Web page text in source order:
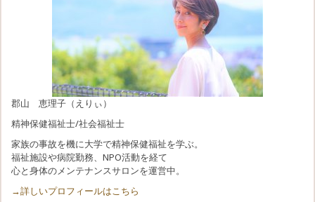
郡山 恵理子（えりぃ）
精神保健福祉士/社会福祉士
家族の事故を機に大学で精神保健福祉を学ぶ。
福祉施設や病院勤務、NPO活動を経て
心と身体のメンテナンスサロンを運営中。
→詳しいプロフィールはこちら